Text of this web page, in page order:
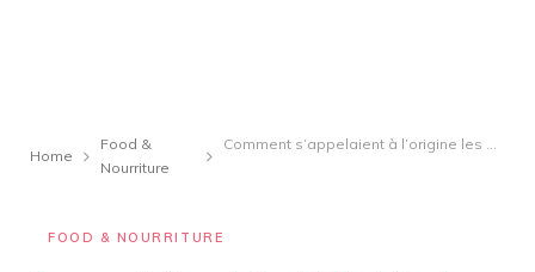
Home
Food &
Nourriture
Comment s’appelaient à l’origine les gaufres Eggo ?
FOOD & NOURRITURE